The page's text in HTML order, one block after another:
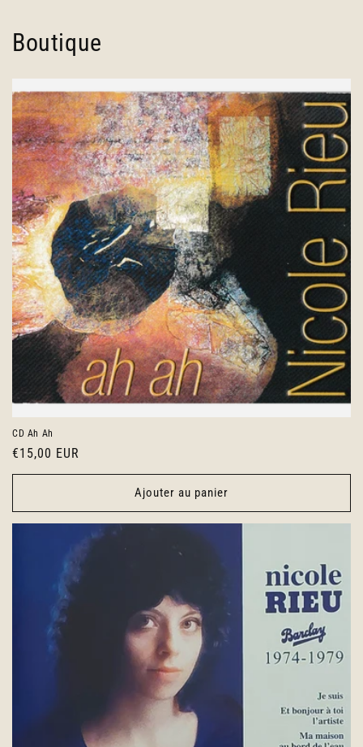
Boutique
CD Ah Ah
Prix
habituel
€15,00 EUR
Ajouter au panier